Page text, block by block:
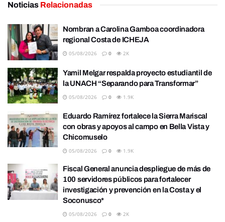
Noticias Relacionadas
Nombran a Carolina Gamboa coordinadora
regional Costa de ICHEJA
05/08/2026 0 2K
Yamil Melgar respalda proyecto estudiantil de
la UNACH “Separando para Transformar”
05/08/2026 0 1.9K
Eduardo Ramírez fortalece la Sierra Mariscal
con obras y apoyos al campo en Bella Vista y
Chicomuselo
05/08/2026 0 1.9K
Fiscal General anuncia despliegue de más de
100 servidores públicos para fortalecer
investigación y prevención en la Costa y el
Soconusco*
05/08/2026 0 2K